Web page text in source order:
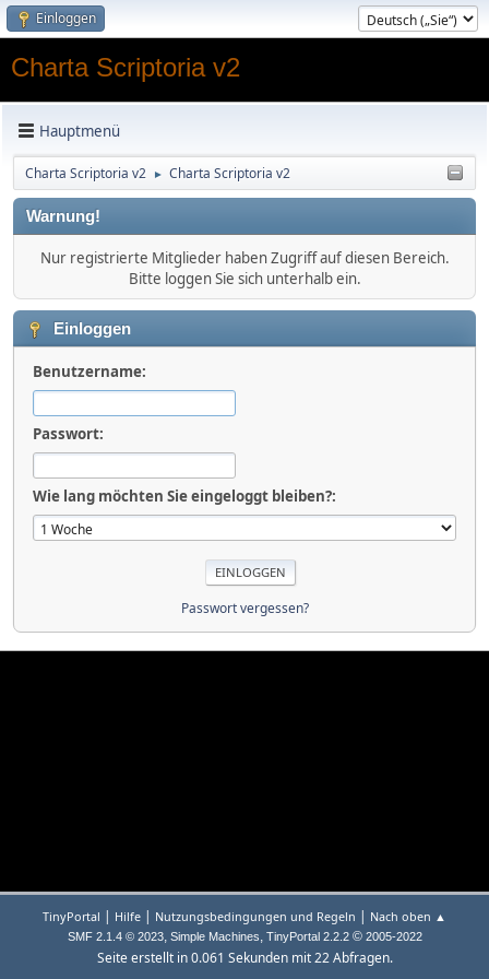
Einloggen
Charta Scriptoria v2
Hauptmenü
Charta Scriptoria v2 ► Charta Scriptoria v2
Warnung!
Nur registrierte Mitglieder haben Zugriff auf diesen Bereich.
Bitte loggen Sie sich unterhalb ein.
Einloggen
Benutzername:
Passwort:
Wie lang möchten Sie eingeloggt bleiben?:
Passwort vergessen?
TinyPortal | Hilfe | Nutzungsbedingungen und Regeln | Nach oben ▲
SMF 2.1.4 © 2023, Simple Machines, TinyPortal 2.2.2© 2005-2022
Seite erstellt in 0.061 Sekunden mit 22 Abfragen.